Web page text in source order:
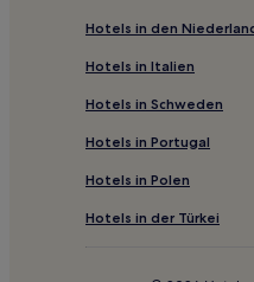
Luxus in Preá
Hotels mit
Hotels mit
Hotels mit
Hotels mit
Golf in Fortaleza
Hotels in den
Hotels in Italien
Hotels in Schweden
Hotels in Portugal
Hotels in Polen
Hotels in der Türkei